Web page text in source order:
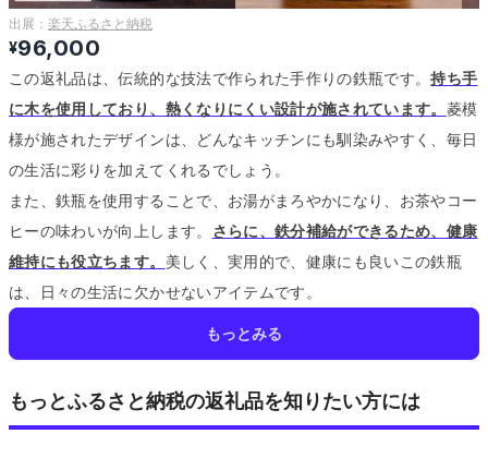
出展： 楽天ふるさと納税
¥96,000
この返礼品は、伝統的な技法で作られた手作りの鉄瓶です。持ち手
に木を使用しており、熱くなりにくい設計が施されています。 菱模
様が施されたデザインは、どんなキッチンにも馴染みやすく、毎日
の生活に彩りを加えてくれるでしょう。
また、鉄瓶を使用することで、お湯がまろやかになり、お茶やコー
ヒーの味わいが向上します。 さらに、鉄分補給ができるため、健康
維持にも役立ちます。 美しく、実用的で、健康にも良いこの鉄瓶
は、日々の生活に欠かせないアイテムです。
もっとみる
もっとふるさと納税の返礼品を知りたい方には